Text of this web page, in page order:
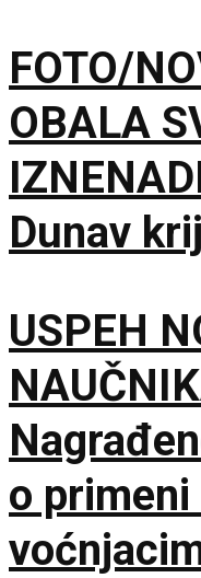
FOTO/
OBALA
Dunav
USPEH
o primeni